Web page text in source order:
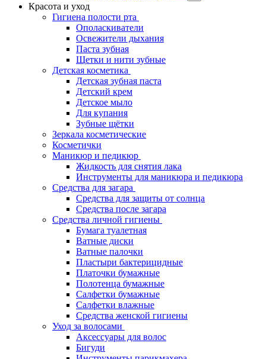
Красота и уход
Гигиена полости рта
Ополаскиватели
Освежители дыхания
Паста зубная
Щетки и нити зубные
Детская косметика
Детская зубная паста
Детский крем
Детское мыло
Для купания
Зубные щётки
Зеркала косметические
Косметички
Маникюр и педикюр
Жидкость для снятия лака
Инструменты для маникюра и педикюра
Средства для загара
Средства для защиты от солнца
Средства после загара
Средства личной гигиены
Бумага туалетная
Ватные диски
Ватные палочки
Пластыри бактерицидные
Платочки бумажные
Полотенца бумажные
Салфетки бумажные
Салфетки влажные
Средства женской гигиены
Уход за волосами
Аксессуары для волос
Бигуди